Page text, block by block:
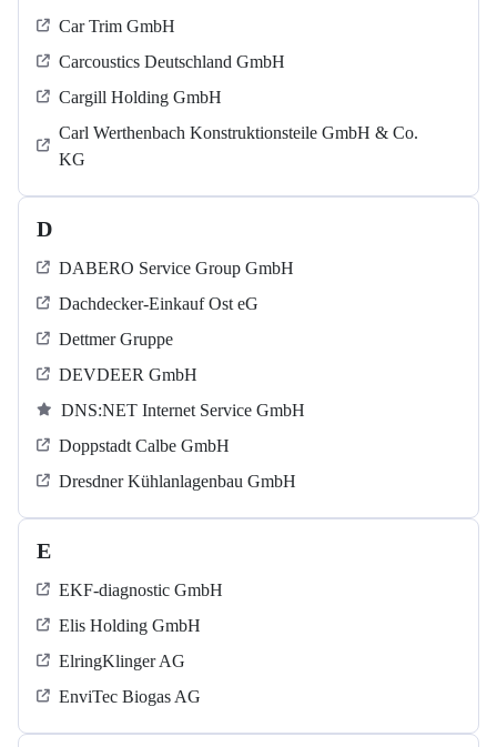
Car Trim GmbH
Carcoustics Deutschland GmbH
Cargill Holding GmbH
Carl Werthenbach Konstruktionsteile GmbH & Co.
KG
D
DABERO Service Group GmbH
Dachdecker-Einkauf Ost eG
Dettmer Gruppe
DEVDEER GmbH
DNS:NET Internet Service GmbH
Doppstadt Calbe GmbH
Dresdner Kühlanlagenbau GmbH
E
EKF-diagnostic GmbH
Elis Holding GmbH
ElringKlinger AG
EnviTec Biogas AG